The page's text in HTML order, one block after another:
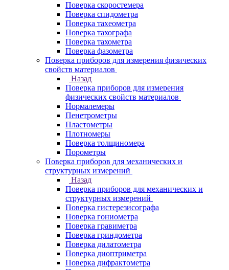
Поверка скоростемера
Поверка спидометра
Поверка тахеометра
Поверка тахографа
Поверка тахометра
Поверка фазометра
Поверка приборов для измерения физических
свойств материалов
Назад
Поверка приборов для измерения
физических свойств материалов
Нормалемеры
Пенетрометры
Пластометры
Плотномеры
Поверка толщиномера
Порометры
Поверка приборов для механических и
структурных измерений
Назад
Поверка приборов для механических и
структурных измерений
Поверка гистерезисографа
Поверка гониометра
Поверка гравиметра
Поверка гриндометра
Поверка дилатометра
Поверка диоптриметра
Поверка дифрактометра